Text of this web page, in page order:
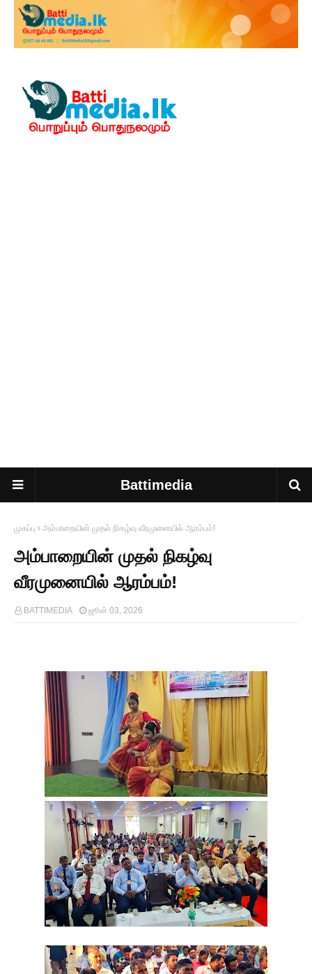
Battimedia
முகப்பு அம்பாறையின் முதல் நிகழ்வு வீரமுனையில் ஆரம்பம்!
அம்பாறையின் முதல் நிகழ்வு
வீரமுனையில் ஆரம்பம்!
BATTIMEDIA ஜூன் 03, 2026